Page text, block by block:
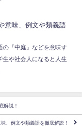
意味、例文や類義語
の『中庭』などを意味す
生や社会人になると人生
解説！
、例文や類義語を徹底解説！